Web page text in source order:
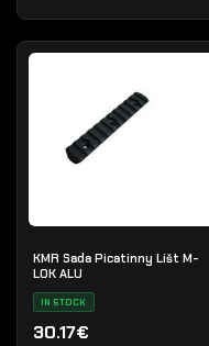
KMR Sada Picatinny Lišt M-
LOK ALU
IN STOCK
30.17€